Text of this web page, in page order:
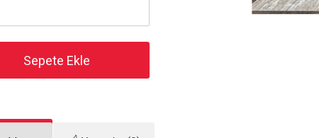
Sepete Ekle